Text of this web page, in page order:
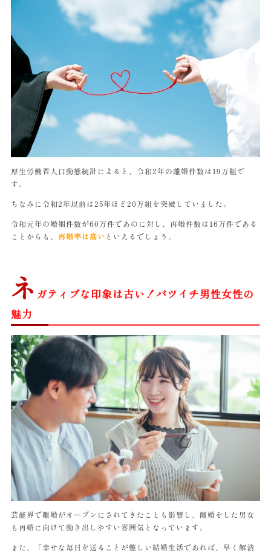
厚生労働省人口動態統計によると、令和2年の離婚件数は19万組で
す。
ちなみに令和2年以前は25年ほど20万組を突破していました。
令和元年の婚姻件数が60万件であのに対し、再婚件数は16万件である
ことからも、 再婚率は高い といえるでしょう。
ネ ガティブな印象は古い！バツイチ男性女性の
魅力
芸能界で離婚がオープンにされてきたことも影響し、離婚をした男女
も再婚に向けて動き出しやすい雰囲気となっています。
また、「幸せな毎日を送ることが難しい結婚生活であれば、早く解消